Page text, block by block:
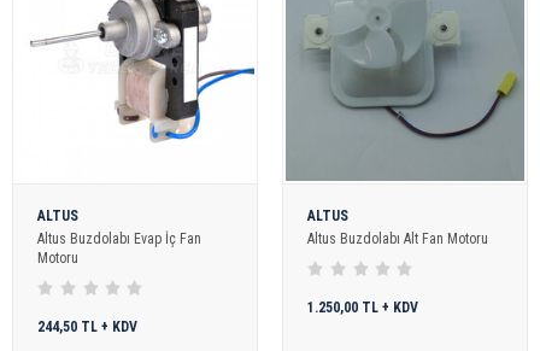
ALTUS
Altus Buzdolabı Evap İç Fan
Motoru
244,50 TL + KDV
ALTUS
Altus Buzdolabı Alt Fan Motoru
1.250,00 TL + KDV